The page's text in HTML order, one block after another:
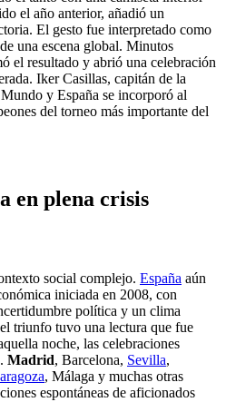
el año anterior, añadió un
El gesto fue interpretado como
una escena global. Minutos
el resultado y abrió una celebración
Iker Casillas, capitán de la
y España se incorporó al
del torneo más importante del
en plena crisis
social complejo. España aún
iniciada en 2008, con
política y un clima
triunfo tuvo una lectura que fue
noche, las celebraciones
Madrid, Barcelona, Sevilla,
, Málaga y muchas otras
espontáneas de aficionados